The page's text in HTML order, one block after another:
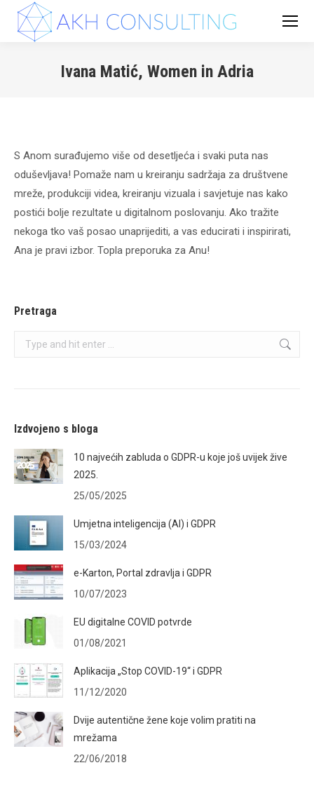
Ivana Matić, Women in Adria
S Anom surađujemo više od desetljeća i svaki puta nas
oduševljava! Pomaže nam u kreiranju sadržaja za društvene
mreže, produkciji videa, kreiranju vizuala i savjetuje nas kako
postići bolje rezultate u digitalnom poslovanju. Ako tražite
nekoga tko vaš posao unaprijediti, a vas educirati i inspirirati,
Ana je pravi izbor. Topla preporuka za Anu!
Pretraga
Search:
Izdvojeno s bloga
10 najvećih zabluda o GDPR-u koje još uvijek žive
2025.
25/05/2025
Umjetna inteligencija (AI) i GDPR
15/03/2024
e-Karton, Portal zdravlja i GDPR
10/07/2023
EU digitalne COVID potvrde
01/08/2021
Aplikacija „Stop COVID-19“ i GDPR
11/12/2020
Dvije autentične žene koje volim pratiti na
mrežama
22/06/2018